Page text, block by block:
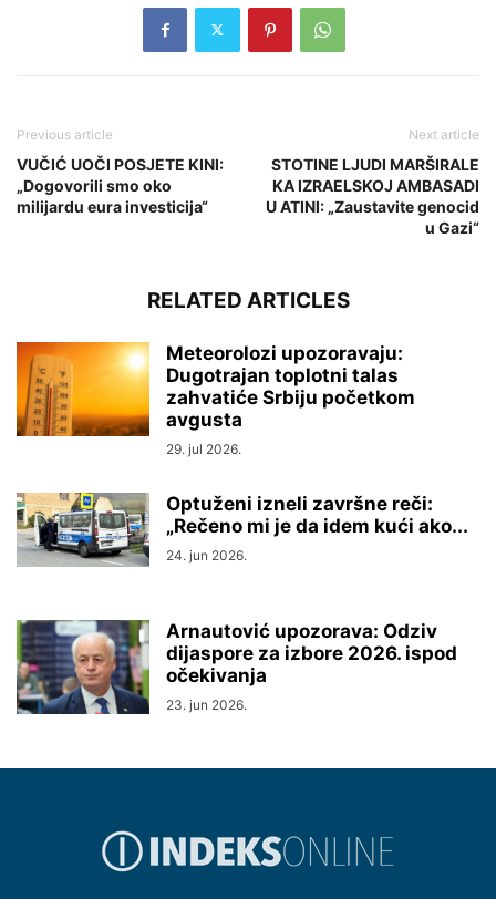
Previous article
VUČIĆ UOČI POSJETE KINI:
„Dogovorili smo oko
milijardu eura investicija“
Next article
STOTINE LJUDI MARŠIRALE
KA IZRAELSKOJ AMBASADI
U ATINI: „Zaustavite genocid
u Gazi“
RELATED ARTICLES
Meteorolozi upozoravaju:
Dugotrajan toplotni talas
zahvatiće Srbiju početkom
avgusta
29. jul 2026.
Optuženi izneli završne reči:
„Rečeno mi je da idem kući ako...
24. jun 2026.
Arnautović upozorava: Odziv
dijaspore za izbore 2026. ispod
očekivanja
23. jun 2026.